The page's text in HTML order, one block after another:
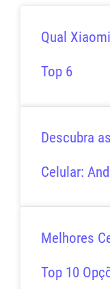
Qual
Top 6
Descubra
Celular:
Melhores
Top 10